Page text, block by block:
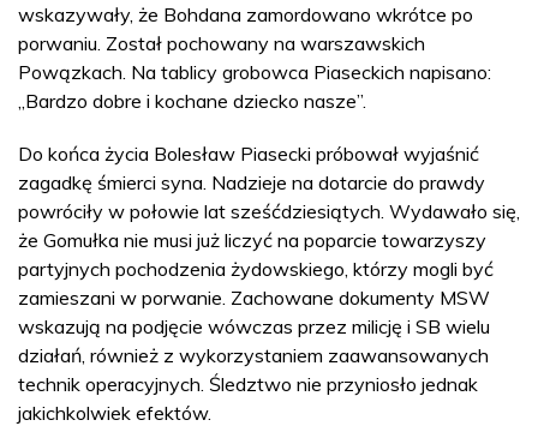
wskazywały, że Bohdana zamordowano wkrótce po
porwaniu. Został pochowany na warszawskich
Powązkach. Na tablicy grobowca Piaseckich napisano:
„Bardzo dobre i kochane dziecko nasze”.
Do końca życia Bolesław Piasecki próbował wyjaśnić
zagadkę śmierci syna. Nadzieje na dotarcie do prawdy
powróciły w połowie lat sześćdziesiątych. Wydawało się,
że Gomułka nie musi już liczyć na poparcie towarzyszy
partyjnych pochodzenia żydowskiego, którzy mogli być
zamieszani w porwanie. Zachowane dokumenty MSW
wskazują na podjęcie wówczas przez milicję i SB wielu
działań, również z wykorzystaniem zaawansowanych
technik operacyjnych. Śledztwo nie przyniosło jednak
jakichkolwiek efektów.